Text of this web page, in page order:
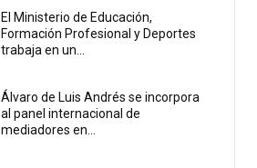
El Ministerio de Educación,
Formación Profesional y Deportes
trabaja en un...
Álvaro de Luis Andrés se incorpora
al panel internacional de
mediadores en...